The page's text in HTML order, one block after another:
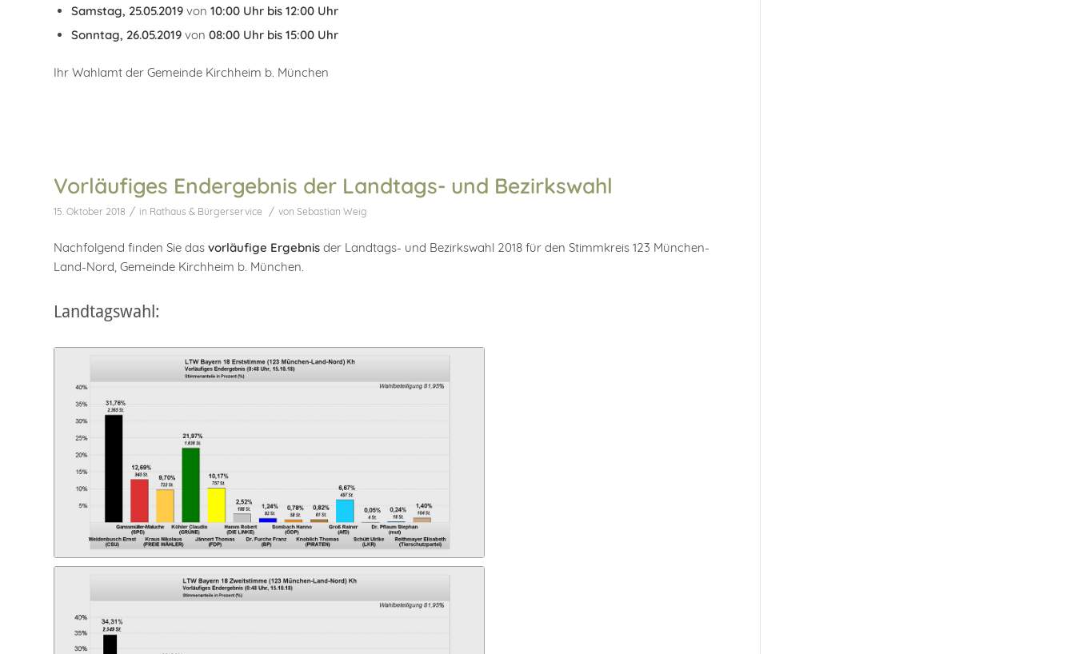
Samstag, 25.05.2019 von 10:00 Uhr bis 12:00 Uhr
Sonntag, 26.05.2019 von 08:00 Uhr bis 15:00 Uhr
Ihr Wahlamt der Gemeinde Kirchheim b. München
Vorläufiges Endergebnis der Landtags- und Bezirkswahl
15. Oktober 2018 / in Rathaus & Bürgerservice / von Sebastian Weig
Nachfolgend finden Sie das vorläufige Ergebnis der Landtags- und Bezirkswahl 2018 für den Stimmkreis 123 München-
Land-Nord, Gemeinde Kirchheim b. München.
Landtagswahl: